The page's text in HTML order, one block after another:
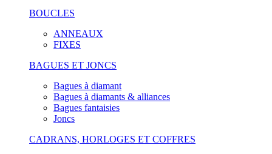
BOUCLES
ANNEAUX
FIXES
BAGUES ET JONCS
Bagues à diamant
Bagues à diamants & alliances
Bagues fantaisies
Joncs
CADRANS, HORLOGES ET COFFRES